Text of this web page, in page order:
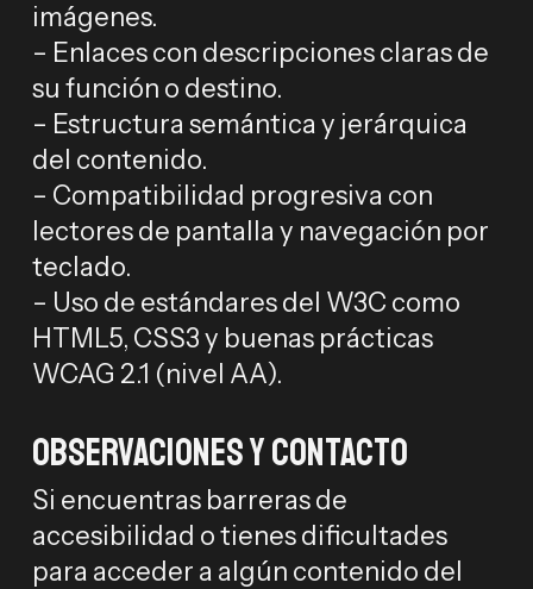
imágenes.
– Enlaces con descripciones claras de
su función o destino.
– Estructura semántica y jerárquica
del contenido.
– Compatibilidad progresiva con
lectores de pantalla y navegación por
teclado.
– Uso de estándares del W3C como
HTML5, CSS3 y buenas prácticas
WCAG 2.1 (nivel AA).
Observaciones y contacto
Si encuentras barreras de
accesibilidad o tienes dificultades
para acceder a algún contenido del